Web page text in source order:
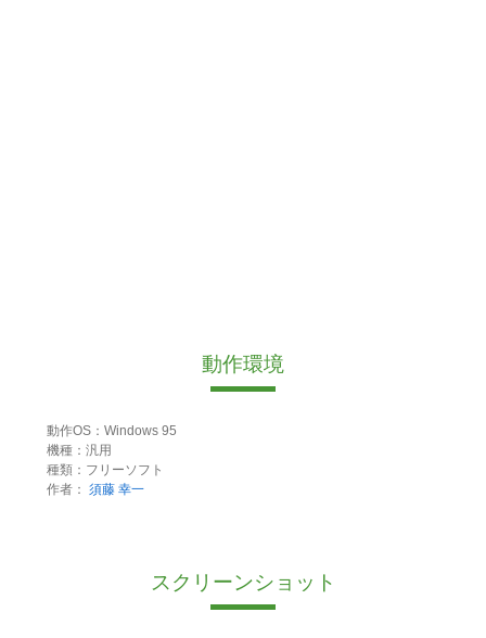
動作環境
動作OS：Windows 95
機種：汎用
種類：フリーソフト
作者： 須藤 幸一
スクリーンショット